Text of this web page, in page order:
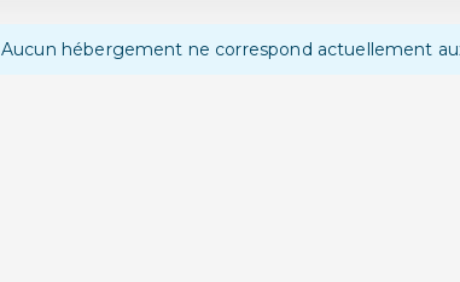
Aucun hébergement ne correspond actuellement